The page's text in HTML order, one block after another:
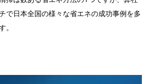
で日本全国の様々な省エネの成功事例を多
。